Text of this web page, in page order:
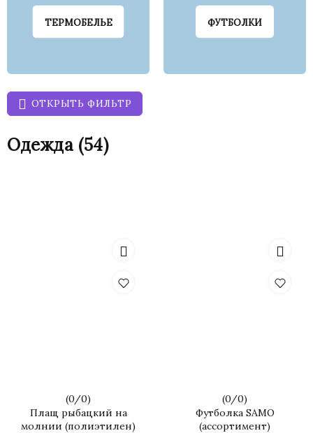
ТЕРМОБЕЛЬЕ ФУТБОЛКИ
ОТКРЫТЬ ФИЛЬТР
Одежда (54)
(0/0)
Плащ рыбацкий на
молнии (полиэтилен)
(0/0)
Футболка SAMO
(ассортимент)